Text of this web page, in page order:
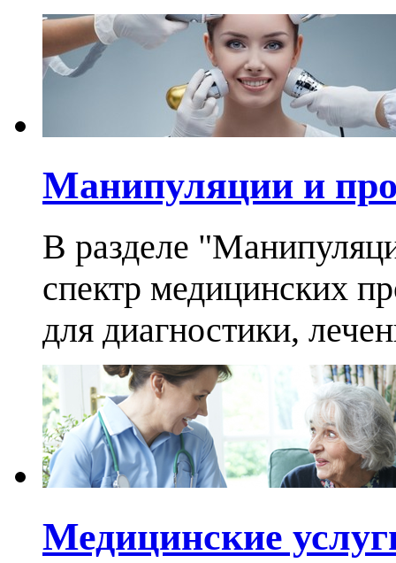
Манипуляции и
В разделе
спектр медицинских
для диагностики,
Медицинские